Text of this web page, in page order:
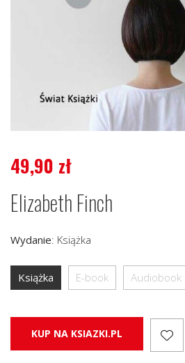
49,90 zł
Elizabeth Finch
Wydanie: Książka
Książka E-book Audiobook
KUP NA KSIAZKI.PL